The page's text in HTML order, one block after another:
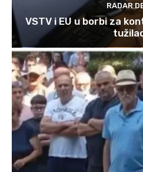
RADAR
VSTV i EU u borbi za